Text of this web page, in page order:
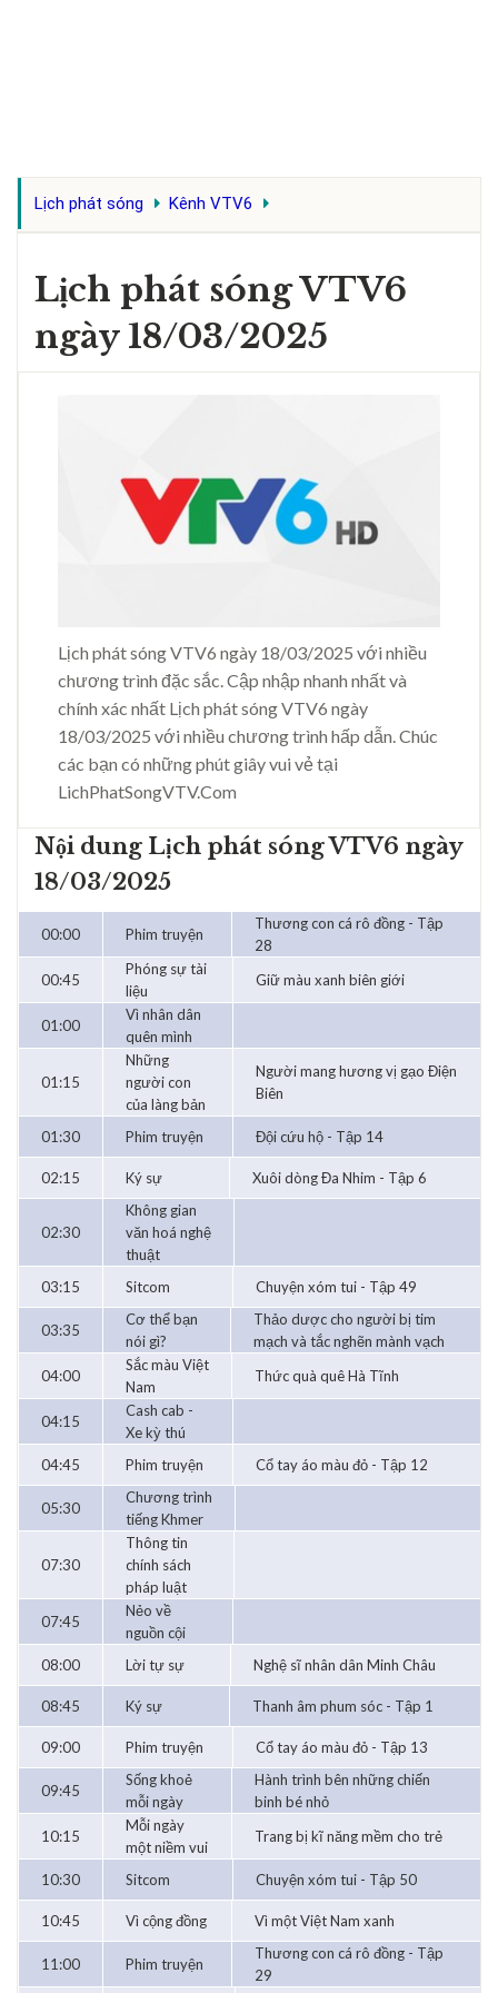
Lịch phát sóng Kênh VTV6
Lịch phát sóng VTV6
ngày 18/03/2025
Lịch phát sóng VTV6 ngày 18/03/2025 với nhiều
chương trình đặc sắc. Cập nhập nhanh nhất và
chính xác nhất Lịch phát sóng VTV6 ngày
18/03/2025 với nhiều chương trình hấp dẫn. Chúc
các bạn có những phút giây vui vẻ tại
LichPhatSongVTV.Com
Nội dung Lịch phát sóng VTV6 ngày
18/03/2025
00:00 Phim truyện
Thương con cá rô đồng - Tập
28
00:45
Phóng sự tài
liệu
Giữ màu xanh biên giới
01:00
Vì nhân dân
quên mình
01:15
Những
người con
của làng bản
Người mang hương vị gạo Điện
Biên
01:30 Phim truyện Đội cứu hộ - Tập 14
02:15 Ký sự Xuôi dòng Đa Nhim - Tập 6
02:30
Không gian
văn hoá nghệ
thuật
03:15
Sitcom Chuyện xóm tui - Tập 49
03:35
Cơ thể bạn
nói gì?
Thảo dược cho người bị tim
mạch và tắc nghẽn mành vạch
04:00
Sắc màu Việt
Nam
Thức quà quê Hà Tĩnh
04:15
Cash cab -
Xe kỳ thú
04:45
Phim truyện Cổ tay áo màu đỏ - Tập 12
05:30
Chương trình
tiếng Khmer
07:30
Thông tin
chính sách
pháp luật
07:45
Nẻo về
nguồn cội
08:00
Lời tự sự Nghệ sĩ nhân dân Minh Châu
08:45 Ký sự Thanh âm phum sóc - Tập 1
09:00 Phim truyện Cổ tay áo màu đỏ - Tập 13
09:45
Sống khoẻ
mỗi ngày
Hành trình bên những chiến
binh bé nhỏ
10:15
Mỗi ngày
một niềm vui
Trang bị kĩ năng mềm cho trẻ
10:30 Sitcom Chuyện xóm tui - Tập 50
10:45 Vì cộng đồng Vì một Việt Nam xanh
11:00 Phim truyện
Thương con cá rô đồng - Tập
29